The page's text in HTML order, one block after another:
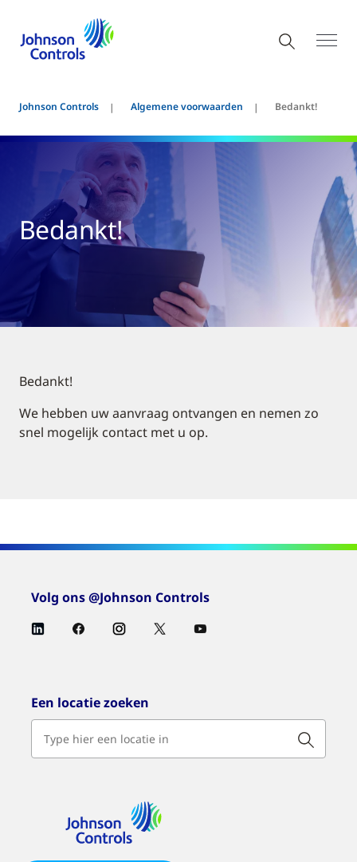
Johnson Controls Algemene voorwaarden Bedankt!
Bedankt!
Bedankt!
We hebben uw aanvraag ontvangen en nemen zo
snel mogelijk contact met u op.
Volg ons @Johnson Controls
Een locatie zoeken